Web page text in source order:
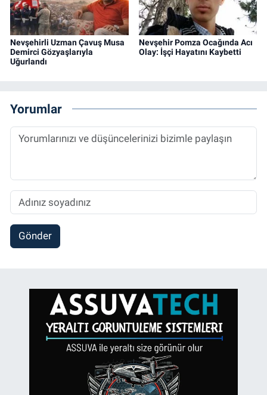
Nevşehirli Uzman Çavuş Musa
Demirci Gözyaşlarıyla
Uğurlandı
Nevşehir Pomza Ocağında Acı
Olay: İşçi Hayatını Kaybetti
Yorumlar
Gönder